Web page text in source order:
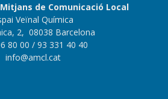
de Comunicació Local
Veïnal Química
2, 08038 Barcelona
80 00 / 93 331 40 40
info@amcl.cat